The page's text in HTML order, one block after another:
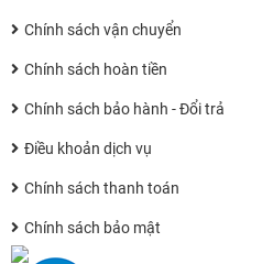
Chính sách vận chuyển
Chính sách hoàn tiền
Chính sách bảo hành - Đổi trả
Điều khoản dịch vụ
Chính sách thanh toán
Chính sách bảo mật